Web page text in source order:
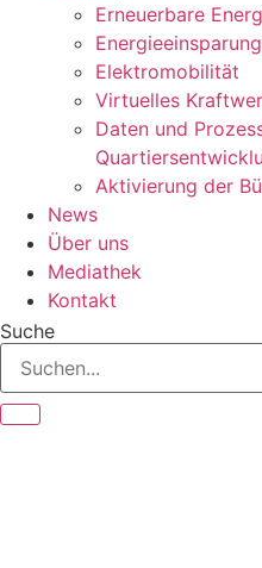
Erneuerbare
Energieeinsparung
Elektromobilität
Virtuelles
Daten und
Aktivierung der
News
Über uns
Mediathek
Kontakt
Suche